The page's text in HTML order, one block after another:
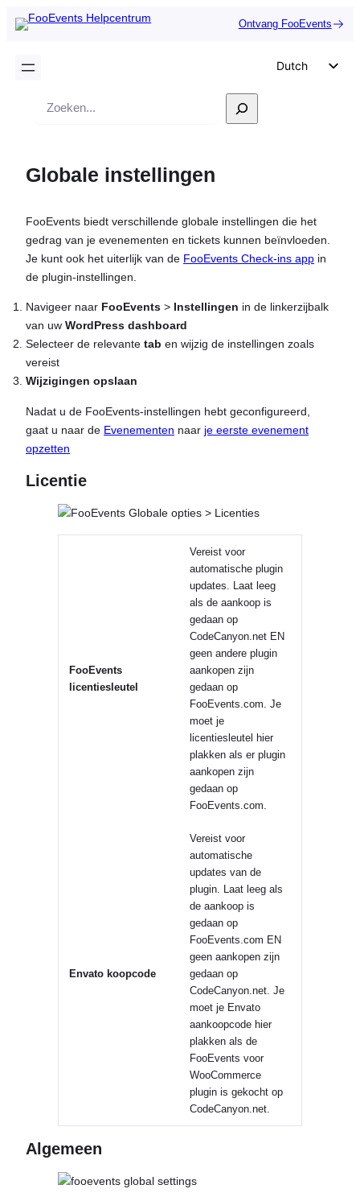
Ontvang FooEvents
Dutch
French
Polish
Greek
Zoek
Globale instellingen
FooEvents biedt verschillende globale instellingen die het
gedrag van je evenementen en tickets kunnen beïnvloeden.
Je kunt ook het uiterlijk van de FooEvents Check-ins app in
de plugin-instellingen.
Navigeer naar FooEvents > Instellingen in de linkerzijbalk
van uw WordPress dashboard
Selecteer de relevante tab en wijzig de instellingen zoals
vereist
Wijzigingen opslaan
Nadat u de FooEvents-instellingen hebt geconfigureerd,
gaat u naar de Evenementen naar je eerste evenement
opzetten
Licentie
FooEvents
licentiesleutel
Vereist voor
automatische plugin
updates. Laat leeg
als de aankoop is
gedaan op
CodeCanyon.net EN
geen andere plugin
aankopen zijn
gedaan op
FooEvents.com. Je
moet je
licentiesleutel hier
plakken als er plugin
aankopen zijn
gedaan op
FooEvents.com.
Envato koopcode
Vereist voor
automatische
updates van de
plugin. Laat leeg als
de aankoop is
gedaan op
FooEvents.com EN
geen aankopen zijn
gedaan op
CodeCanyon.net. Je
moet je Envato
aankoopcode hier
plakken als de
FooEvents voor
WooCommerce
plugin is gekocht op
CodeCanyon.net.
Algemeen